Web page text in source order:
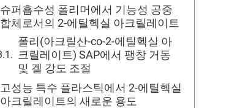
슈퍼흡수성 폴리머에서 기능성 공중
합체로서의 2-에틸헥실 아크릴레이트
폴리(아크릴산-co-2-에틸헥실 아
크릴레이트) SAP에서 팽창 거동
및 겔 강도 조절
고성능 특수 플라스틱에서 2-에틸헥실
아크릴레이트의 새로운 용도